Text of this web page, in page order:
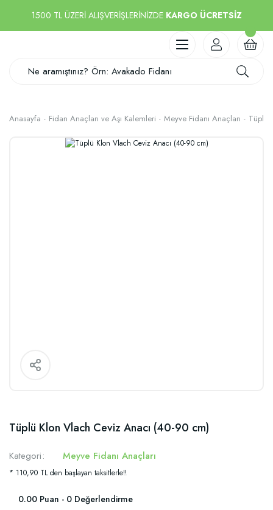
1500 TL ÜZERİ ALIŞVERİŞLERİNİZDE KARGO ÜCRETSİZ
Anasayfa Fidan Anaçları ve Aşı Kalemleri Meyve Fidanı Anaçları Tüplü
Tüplü Klon Vlach Ceviz Anacı (40-90 cm)
Kategori Meyve Fidanı Anaçları
* 110,90 TL den başlayan taksitlerle!!
0.00 Puan - 0 Değerlendirme